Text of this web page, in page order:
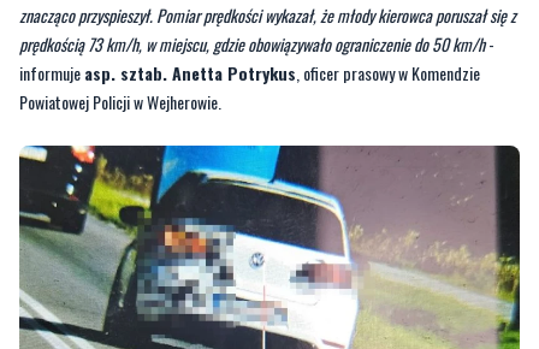
znacząco przyspieszył. Pomiar prędkości wykazał, że młody kierowca poruszał się z
prędkością 73 km/h, w miejscu, gdzie obowiązywało ograniczenie do 50 km/h-
informujeasp. sztab. Anetta Potrykus , oficer prasowy w Komendzie
Powiatowej Policji w Wejherowie.